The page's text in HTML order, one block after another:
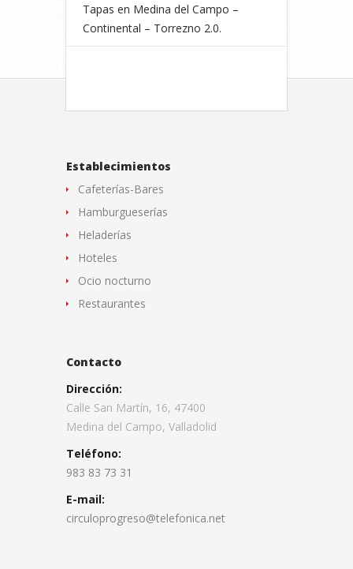
Tapas en Medina del Campo –
Continental – Torrezno 2.0.
Establecimientos
Cafeterías-Bares
Hamburgueserías
Heladerías
Hoteles
Ocio nocturno
Restaurantes
Contacto
Dirección:
Calle San Martín, 16, 47400
Medina del Campo, Valladolid
Teléfono:
983 83 73 31
E-mail:
circuloprogreso@telefonica.net